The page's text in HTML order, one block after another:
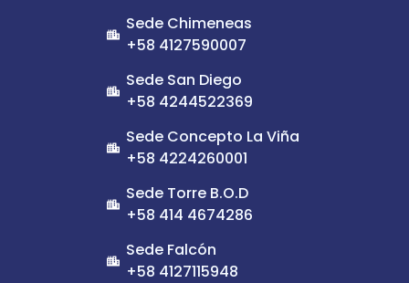
Sede Chimeneas
+58 4127590007
Sede San Diego
+58 4244522369
Sede Concepto La Viña
+58 4224260001
Sede Torre B.O.D
+58 414 4674286
Sede Falcón
+58 4127115948